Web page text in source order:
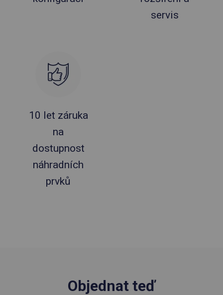
servis
10 let záruka
na
dostupnost
náhradních
prvků
Objednat teď